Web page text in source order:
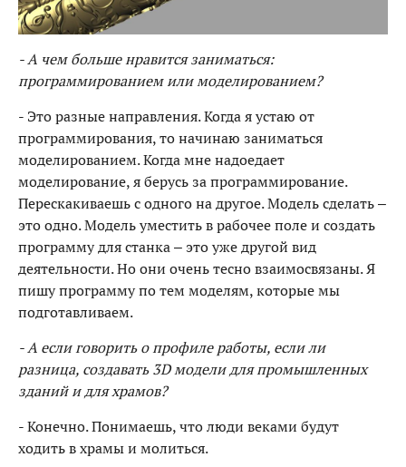
- А чем больше нравится заниматься:
программированием или моделированием?
- Это разные направления. Когда я устаю от
программирования, то начинаю заниматься
моделированием. Когда мне надоедает
моделирование, я берусь за программирование.
Перескакиваешь с одного на другое. Модель сделать –
это одно. Модель уместить в рабочее поле и создать
программу для станка – это уже другой вид
деятельности. Но они очень тесно взаимосвязаны. Я
пишу программу по тем моделям, которые мы
подготавливаем.
- А если говорить о профиле работы, если ли
разница, создавать 3D модели для промышленных
зданий и для храмов?
- Конечно. Понимаешь, что люди веками будут
ходить в храмы и молиться.